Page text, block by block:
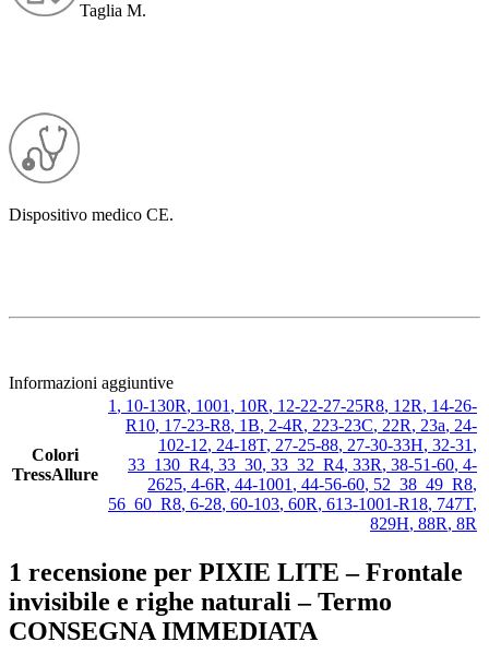
Taglia M.
Dispositivo medico CE.
Informazioni aggiuntive
Colori
TressAllure
1 , 10-130R, 1001 , 10R, 12-22-27-25R8, 12R, 14-26-
R10, 17-23-R8, 1B, 2-4R, 223-23C, 22R, 23a, 24-
102-12, 24-18T, 27-25-88, 27-30-33H, 32-31 ,
33_130_R4, 33_30, 33_32_R4, 33R, 38-51-60, 4-
2625, 4-6R, 44-1001 , 44-56-60, 52_38_49_R8,
56_60_R8, 6-28, 60-103, 60R, 613-1001-R18, 747T,
829H, 88R, 8R
1 recensione per PIXIE LITE – Frontale
invisibile e righe naturali – Termo
CONSEGNA IMMEDIATA